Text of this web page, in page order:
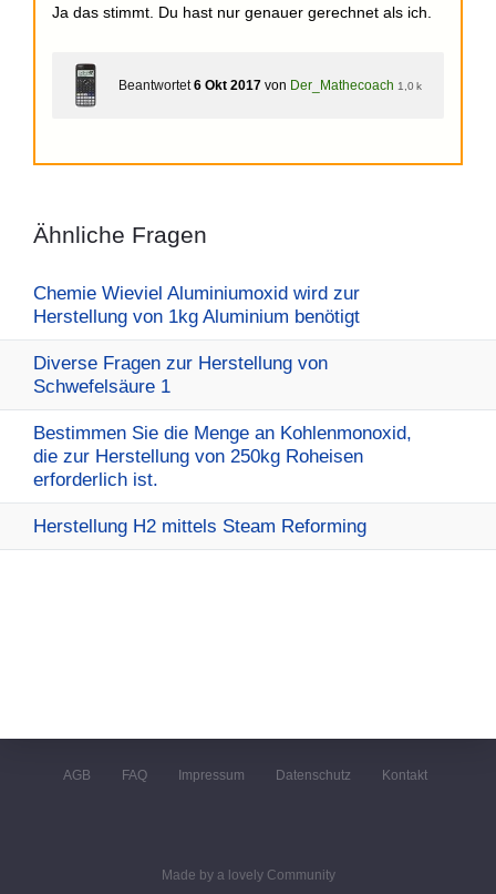
Ja das stimmt. Du hast nur genauer gerechnet als ich.
Beantwortet 6 Okt 2017 von Der_Mathecoach 1,0 k
Ähnliche Fragen
Chemie Wieviel Aluminiumoxid wird zur
Herstellung von 1kg Aluminium benötigt
Diverse Fragen zur Herstellung von
Schwefelsäure 1
Bestimmen Sie die Menge an Kohlenmonoxid,
die zur Herstellung von 250kg Roheisen
erforderlich ist.
Herstellung H2 mittels Steam Reforming
AGB FAQ Impressum Datenschutz Kontakt
Made by a lovely Community